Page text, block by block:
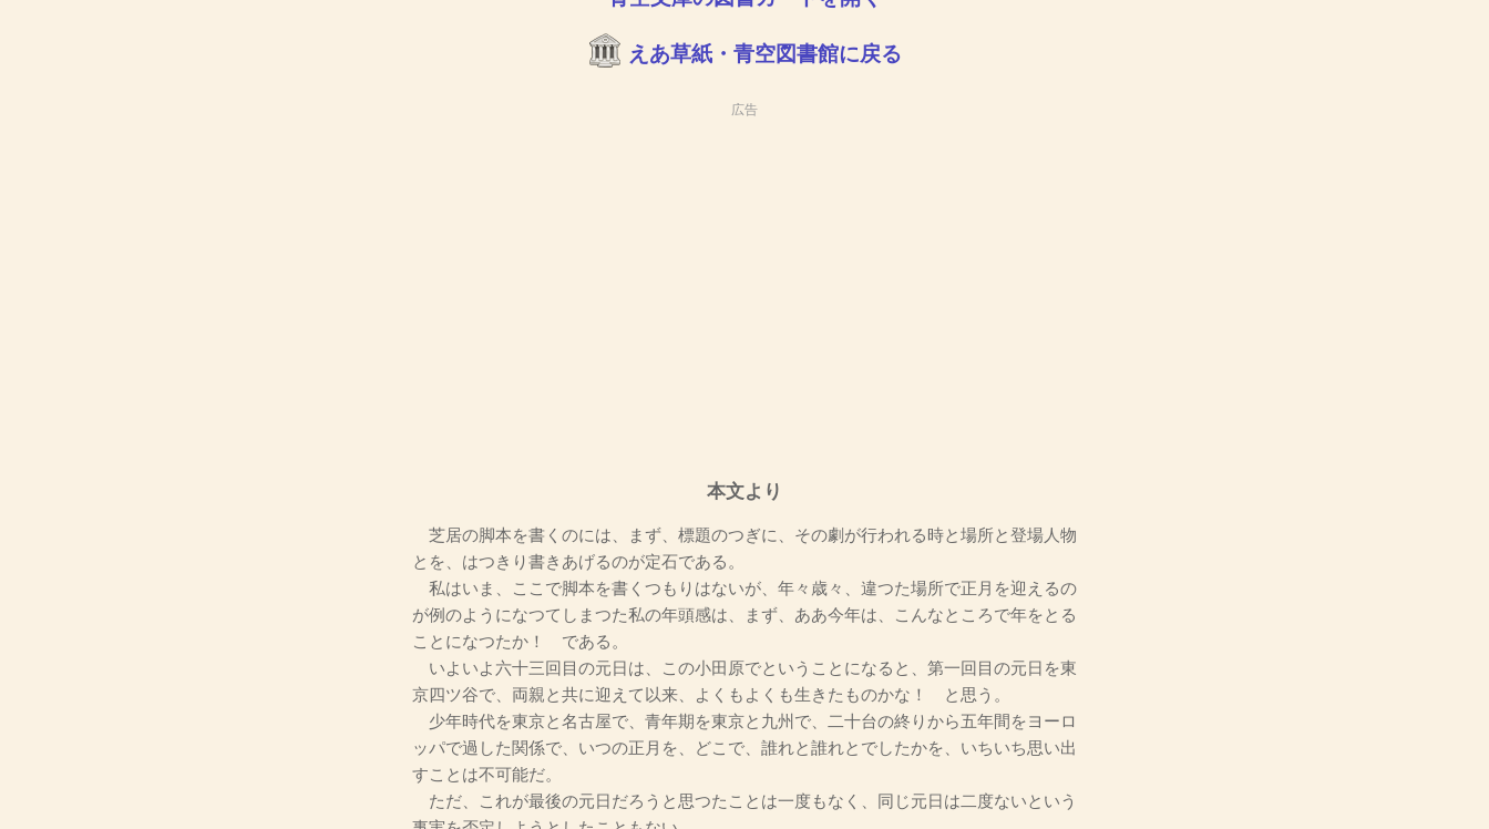
えあ草紙・青空図書館に戻る
広告
本文より
芝居の脚本を書くのには、まず、標題のつぎに、その劇が行われる時と場所と登場人物
とを、はつきり書きあげるのが定石である。
私はいま、ここで脚本を書くつもりはないが、年々歳々、違つた場所で正月を迎えるの
が例のようになつてしまつた私の年頭感は、まず、ああ今年は、こんなところで年をとる
ことになつたか！ である。
いよいよ六十三回目の元日は、この小田原でということになると、第一回目の元日を東
京四ツ谷で、両親と共に迎えて以来、よくもよくも生きたものかな！ と思う。
少年時代を東京と名古屋で、青年期を東京と九州で、二十台の終りから五年間をヨーロ
ッパで過した関係で、いつの正月を、どこで、誰れと誰れとでしたかを、いちいち思い出
すことは不可能だ。
ただ、これが最後の元日だろうと思つたことは一度もなく、同じ元日は二度ないという